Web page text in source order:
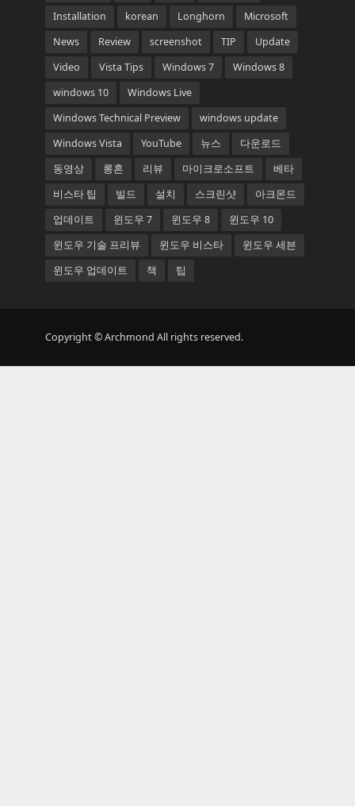
Installation
korean Longhorn
Microsoft
News
Review screenshot TIP
Update
Video
Vista Tips Windows 7
Windows 8
windows 10
Windows Live
Windows Technical Preview
windows update
Windows Vista
YouTube 뉴스
다운로드
동영상
롱혼 리뷰 마이크로소프트
베타
비스타 팁
빌드 설치 스크린샷
아크몬드
업데이트
윈도우 7 윈도우 8
윈도우 10
윈도우 기술 프리뷰
윈도우 비스타
윈도우 세븐
윈도우 업데이트
책 팁
Copyright © Archmond All rights reserved.